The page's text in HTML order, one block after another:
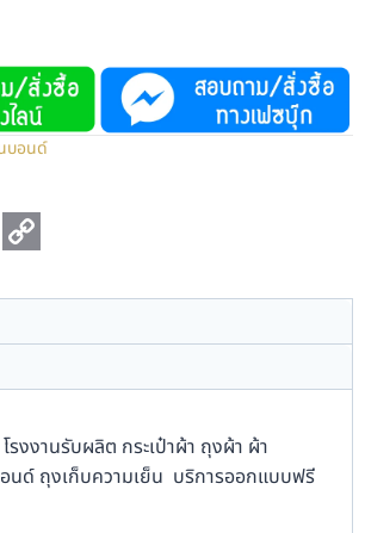
บอนด์
Copy
Link
รงงานรับผลิต กระเป๋าผ้า ถุงผ้า ผ้า
นด์ ถุงเก็บความเย็น บริการออกแบบฟรี